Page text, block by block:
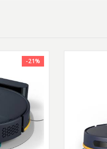
recipientul
poti sa-l
-21%